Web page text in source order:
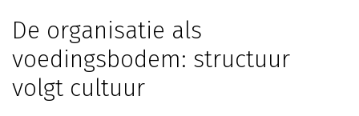
De organisatie als
voedingsbodem: structuur
volgt cultuur